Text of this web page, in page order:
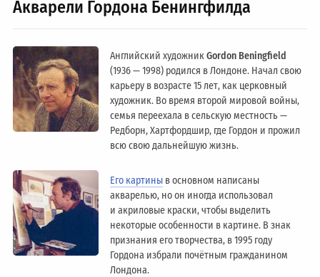
Акварели Гордона Бенингфилда
Английский художникGordon Beningfield
(1936 — 1998) родился в Лондоне. Начал свою
карьеру в возрасте 15 лет, как церковный
художник. Во время второй мировой войны,
семья переехала в сельскую местность —
Редборн, Хартфордшир, где Гордон и прожил
всю свою дальнейшую жизнь.
Его картины в основном написаны
акварелью, но он иногда использовал
и акриловые краски, чтобы выделить
некоторые особенности в картине. В знак
признания его творчества, в 1995 году
Гордона избрали почётным гражданином
Лондонa.